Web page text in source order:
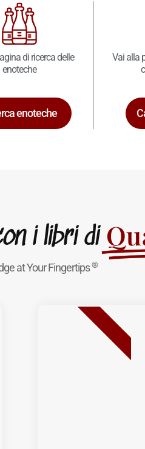
di ricerca delle
enoteche
enoteche
Vai alla
i libri di
at Your Fingertips®
BEST SELLER